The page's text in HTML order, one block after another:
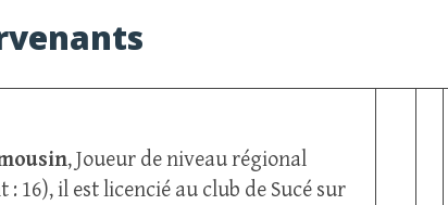
, Joueur de niveau régional
: 16), il est licencié au club de Sucé sur